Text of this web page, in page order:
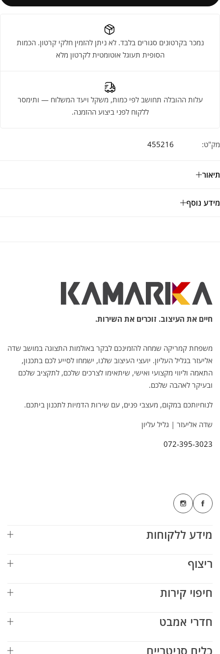
נמכר בקרטונים סגורים בלבד. לא ניתן להזמין חלקי קרטון. הכמות
הסופית תעוגל אוטומטית לקרטון מלא
עלות ההובלה תחושב לפי כמות, משקל ויעד המשלוח — ותימסר
ללקוח לפני ביצוע ההזמנה.
מק"ט: 455216
תיאור
מידע נוסף
חיים את העיצוב. זוכרים את השירות.
משפחת קמריקה שמחה להזמינכם לבקר באולמות התצוגה במושב שדה
אליעזר בגליל העליון. יועצי העיצוב שלנו, ישמחו לסייע לכם בתכנון,
התאמה וליווי מקצועי ואישי, שיתאימו לצרכים שלכם, לתקציב שלכם
ובעיקר לאהבה שלכם.
לנוחיותכם במקום, מעצבי פנים, עם שירות הדמיות לתכנון ביתכם.
שדה אליעזר | גליל עליון
072-395-3023
מידע ללקוחות
ריצוף
חיפוי קירות
חדרי אמבט